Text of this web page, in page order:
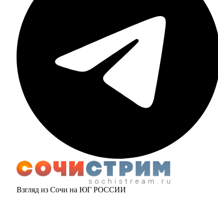
Взгляд из Сочи на ЮГ РОССИИ